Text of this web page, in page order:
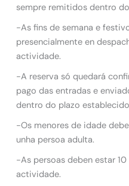
sempre remitidos dentro
-As fins de semana e
presencialmente en
actividade.
-A reserva só quedará
pago das entradas e
dentro do plazo
-Os menores de idade
unha persoa adulta.
-As persoas deben estar
actividade.